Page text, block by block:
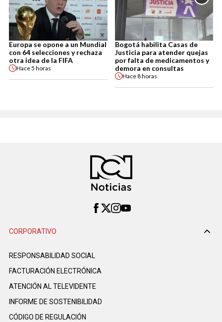
Europa se opone a un Mundial
con 64 selecciones y rechaza
otra idea de la FIFA
Hace5 horas
Bogotá habilita Casas de
Justicia para atender quejas
por falta de medicamentos y
demora en consultas
Hace8 horas
CORPORATIVO
RESPONSABILIDAD SOCIAL
FACTURACIÓN ELECTRÓNICA
ATENCIÓN AL TELEVIDENTE
INFORME DE SOSTENIBILIDAD
CÓDIGO DE REGULACIÓN